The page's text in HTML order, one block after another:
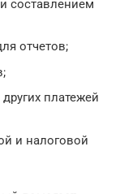
составлением
отчетов;
платежей
и налоговой